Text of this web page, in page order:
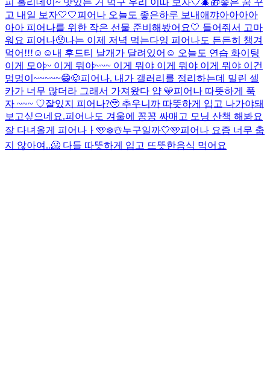
고 내일 보자🤍🤍피어나 오늘도 좋은하루 보내애 꺄아아아아
아아 피어나를 위한 작은 선물 준비해봤어요🤍​ 들어줘서 고마
워요 피어나🥺​나는 이제 저녁 먹는다잉 피어나도 든든히 챙겨
먹어!!!☺️☺️ 내 후드티 날개가 달려있어☺️​ 오늘도 연습 화이팅
이게 모야~ 이게 뭐야~~~ 이게 뭐야 이게 뭐야 이게 뭐야 이건
멍멍이~~~~~😁🐶피어나. 내가 갤러리를 정리하는데 밀린 셀
카가 너무 많더라 그래서 가져왔다 얍 🩵피어나 따뜻하게 푹
자 ~~~ ♡잘있지 피어나?🥹 추우니까 따뜻하게 입고 나가야돼
보고싶으네요.피어나도 겨울에 꽁꽁 싸매고 모닝 산책 해봐요
잘 다녀올게 피어나ㅏ🩵❄️☃️누구일까🤍🩵피어나 요즘 너무 춥
지 않아여..🥶​ 다들 따뜻하게 입고 뜨뜻한음식 먹어요